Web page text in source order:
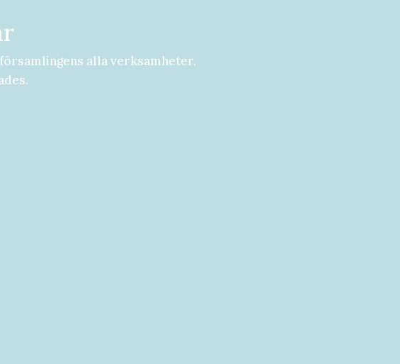
alla verksamheter.